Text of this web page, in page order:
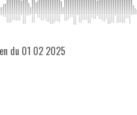
du 01 02 2025